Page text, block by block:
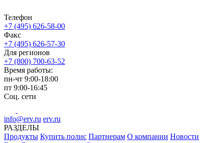
Телефон
+7 (495) 626-58-00
Факс
+7 (495) 626-57-30
Для регионов
+7 (800) 700-63-52
Время работы:
пн-чт 9:00-18:00
пт 9:00-16:45
Соц. сети
info@erv.ru erv.ru
РАЗДЕЛЫ
Продукты Купить полис Партнерам О компании Новости